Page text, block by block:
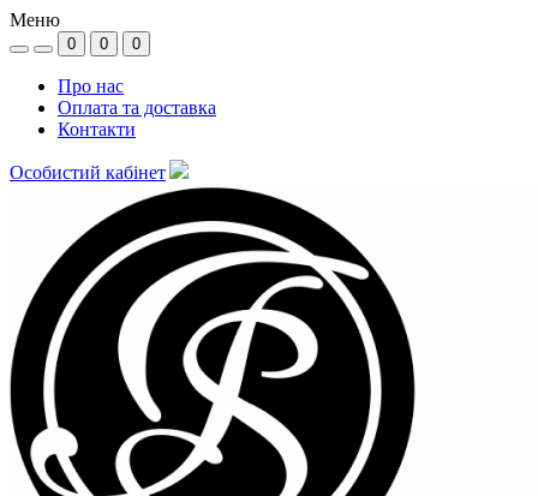
Меню
0 0 0
Про нас
Оплата та доставка
Контакти
Особистий кабінет